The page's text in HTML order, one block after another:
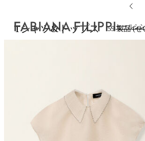
セールシ
Tシャツ&トップス 59 製品 (せ